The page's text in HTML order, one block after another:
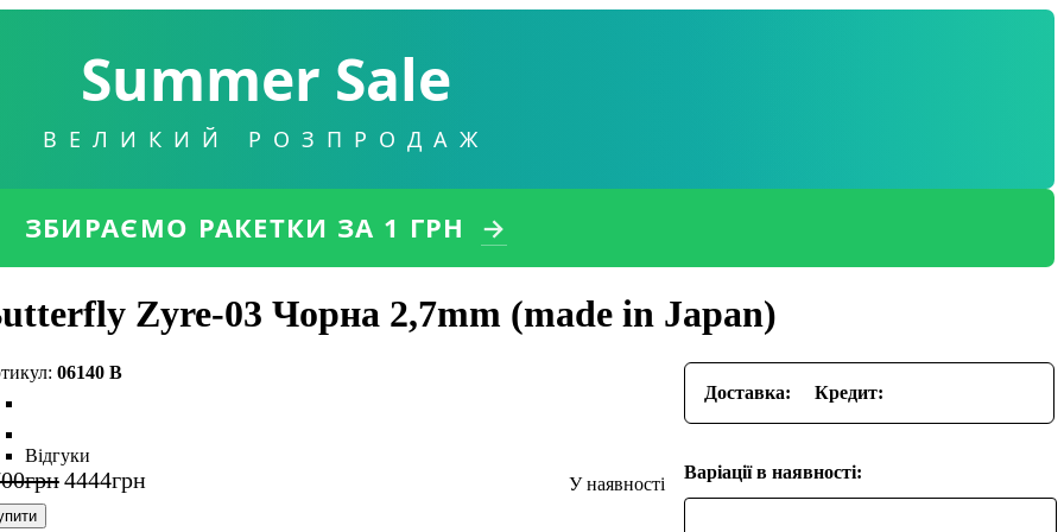
Summer Sale
ВЕЛИКИЙ РОЗПРОДАЖ
ЗБИРАЄМО РАКЕТКИ ЗА 1 ГРН →
Zyre-03 Чорна 2,7mm (made in Japan)
06140 B
Відгуки
грн4444грн
Доставка: Кредит:
Варіації в наявності: